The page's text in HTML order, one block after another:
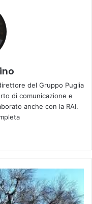
del Gruppo Puglia
di comunicazione e
anche con la RAI.